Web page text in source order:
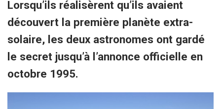
Lorsqu’ils réalisèrent qu’ils avaient
découvert la première planète extra-
solaire, les deux astronomes ont gardé
le secret jusqu’à l’annonce officielle en
octobre 1995.